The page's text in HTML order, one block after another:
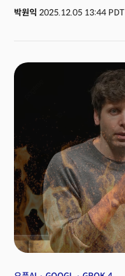
가 102년 역사의 할리우드 대
밝혔다.&nbsp;이는 단순한
지속되어 온 스트리밍 전쟁의
IP(지식재산권)와 플랫폼의
시대가 개막한 것이다
거대 레거시 미디어의 자산
행보로 풀이된다. 특히 ‘해리
세계적인 팬덤을 보유한 슈퍼
알고리즘 기술과 결합, 큰 파
부채의 늪에서 벗어나기 위
변화에 제대로 대응하지 못한
2022년 ‘타도 넷플릭스’를
차게 출범했으나 결국 넷플릭
스트리밍 서비스인 워너브라
케이블 채널을 보유하고 있다.
박원익 2025.12.05 13:44 PDT